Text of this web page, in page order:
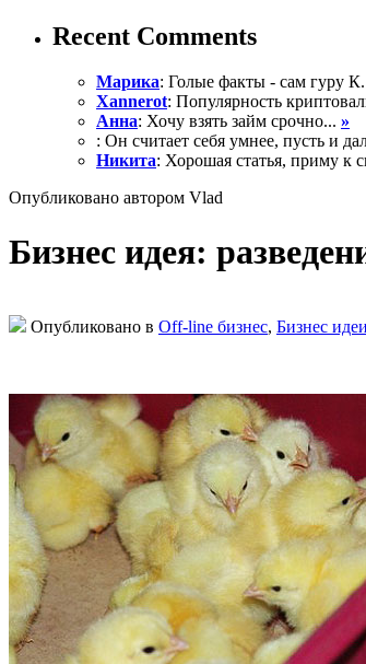
Recent Comments
Марика: Голые факты - сам гуру
Xannerot: Популярность
Анна: Хочу взять займ срочно... »
: Он считает себя умнее, пусть и
Никита: Хорошая статья, приму к
Опубликовано автором Vlad
Бизнес идея:
Опубликовано в Off-line бизнес, Бизнес идеи